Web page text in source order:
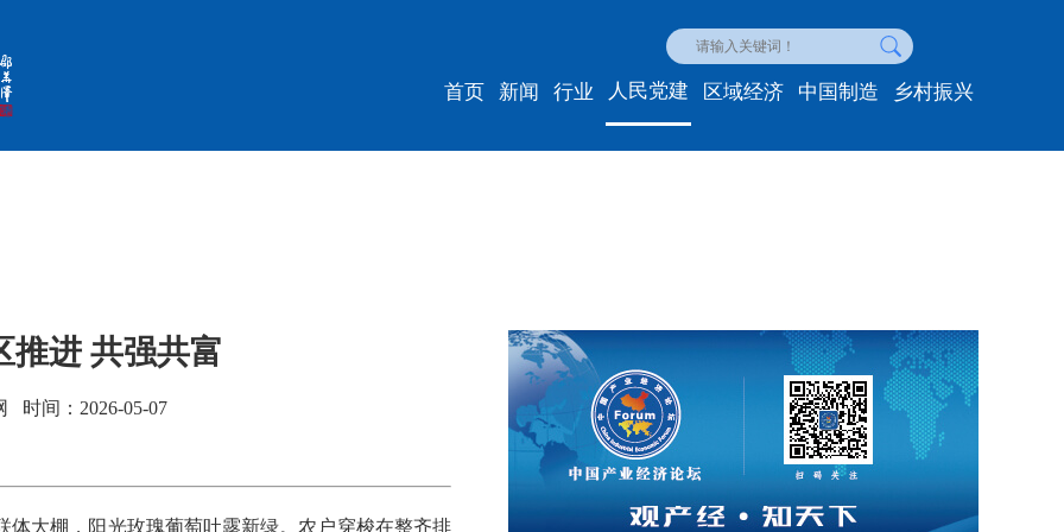
首页 新闻 行业 人民党建 区域经济 中国制造 乡村振兴
推进 共强共富
时间：2026-05-07
棚，阳光玫瑰葡萄吐露新绿。农户穿梭在整齐排